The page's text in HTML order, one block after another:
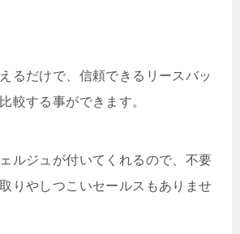
るだけで、信頼できるリースバッ
較する事ができます。
ルジュが付いてくれるので、不要
りやしつこいセールスもありませ